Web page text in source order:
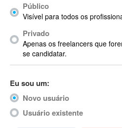
ACPI
Acrobat
Acrobat X
Acronis
ACT
Actimize
ActionScript
ActionScript 3
Público
Visível para todos os
Privado
Apenas os freelancers que
se candidatar.
Eu sou um:
Novo usuário
Usuário existente